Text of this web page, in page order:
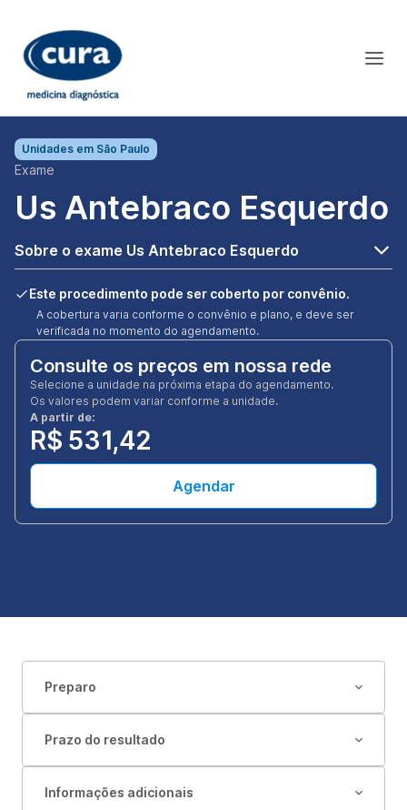
Unidades em São Paulo
Exame
Us Antebraco Esquerdo
Sobre o exame Us Antebraco Esquerdo
Este procedimento pode ser coberto por convênio.
A cobertura varia conforme o convênio e plano, e deve ser
verificada no momento do agendamento.
Consulte os preços em nossa rede
Selecione a unidade na próxima etapa do agendamento.
Os valores podem variar conforme a unidade.
A partir de:
R$ 531,42
Agendar
Preparo
Prazo do resultado
Informações adicionais